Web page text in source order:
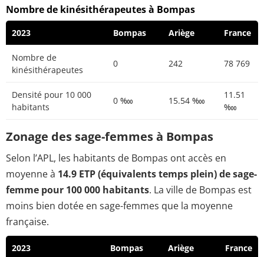
Nombre de kinésithérapeutes à Bompas
2023 Bompas Ariège France
Nombre de
kinésithérapeutes
0 242 78 769
Densité pour 10 000
habitants
0 ‱ 15.54 ‱
11.51
‱
Zonage des sage-femmes à Bompas
Selon l’APL, les habitants de Bompas ont accès en
moyenne à 14.9 ETP (équivalents temps plein) de sage-
femme pour 100 000 habitants. La ville de Bompas est
moins bien dotée en sage-femmes que la moyenne
française.
2023 Bompas Ariège France